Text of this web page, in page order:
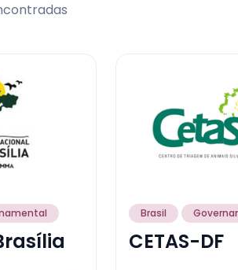
Brasil
CETAS-DF